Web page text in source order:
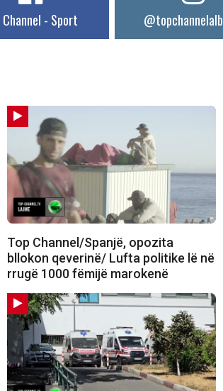
Channel - Sport
Top Channel/Spanjë, opozita
bllokon qeverinë/ Lufta politike lë në
rrugë 1000 fëmijë marokenë